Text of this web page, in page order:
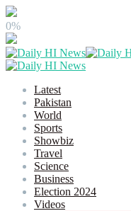
0%
Latest
Pakistan
World
Sports
Showbiz
Travel
Science
Business
Election 2024
Videos